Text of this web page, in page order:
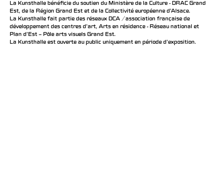
La Kunsthalle bénéficie du soutien du Ministère de la Culture - DRAC Grand
Est, de la Région Grand Est et de la Collectivité européenne d’Alsace.
La Kunsthalle fait partie des réseaux DCA / association française de
développement des centres d'art, Arts en résidence - Réseau national et
Plan d’Est – Pôle arts visuels Grand Est.
La Kunsthalle est ouverte au public uniquement en période d'exposition.